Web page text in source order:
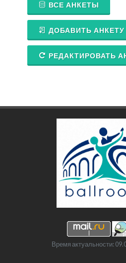
ВСЕ АНКЕТЫ
ДОБАВИТЬ АНКЕТУ
РЕДАКТИРОВАТЬ
Время актуальности: